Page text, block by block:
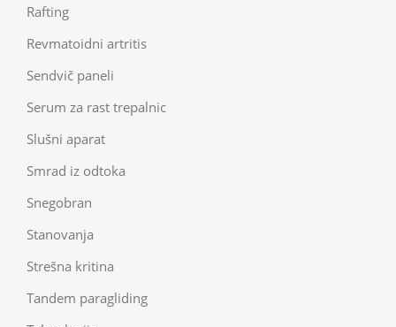
Rafting
Revmatoidni artritis
Sendvič paneli
Serum za rast trepalnic
Slušni aparat
Smrad iz odtoka
Snegobran
Stanovanja
Strešna kritina
Tandem paragliding